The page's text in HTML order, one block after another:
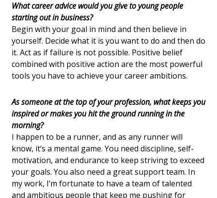
What career advice would you give to young people
starting out in business?
Begin with your goal in mind and then believe in
yourself. Decide what it is you want to do and then do
it. Act as if failure is not possible. Positive belief
combined with positive action are the most powerful
tools you have to achieve your career ambitions.
As someone at the top of your profession, what keeps you
inspired or makes you hit the ground running in the
morning?
I happen to be a runner, and as any runner will
know, it’s a mental game. You need discipline, self-
motivation, and endurance to keep striving to exceed
your goals. You also need a great support team. In
my work, I’m fortunate to have a team of talented
and ambitious people that keep me pushing for